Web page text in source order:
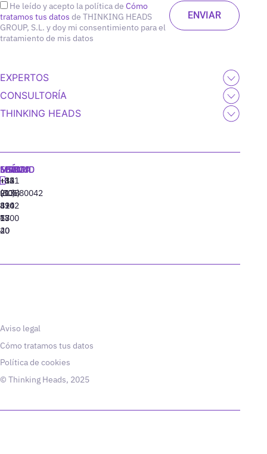
He leído y acepto la política de Cómo
tratamos tus datos de THINKING HEADS
GROUP, S.L. y doy mi consentimiento para el
tratamiento de mis datos
EXPERTOS
CONSULTORÍA
THINKING HEADS
MADRID
+34
91
310
77
40
MIAMI
+1
(305)
424
13
20
SEÚL
+82
(10)
8942
6800
LISBOA
‪+351
213880042
Aviso legal
Cómo tratamos tus datos
Política de cookies
© Thinking Heads, 2025